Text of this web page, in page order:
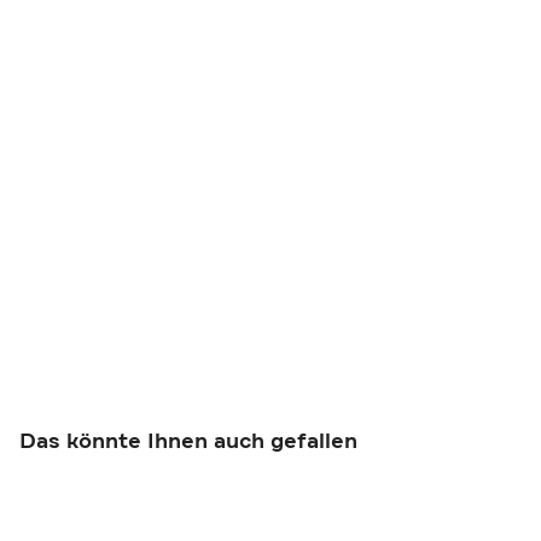
Das könnte Ihnen auch gefallen